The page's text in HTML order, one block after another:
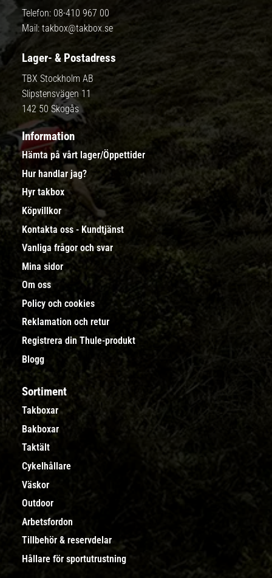
Telefon: 08-410 967 00
Mail: takbox@takbox.se
Lager- & Postadress
TBX Stockholm AB
Slipstensvägen 11
142 50 Skogås
Information
Hämta på vårt lager/Öppettider
Hur handlar jag?
Hyr takbox
Köpvillkor
Kontakta oss - Kundtjänst
Vanliga frågor och svar
Mina sidor
Om oss
Policy och cookies
Reklamation och retur
Registrera din Thule-produkt
Blogg
Sortiment
Takboxar
Bakboxar
Taktält
Cykelhållare
Väskor
Outdoor
Arbetsfordon
Tillbehör & reservdelar
Hållare för sportutrustning